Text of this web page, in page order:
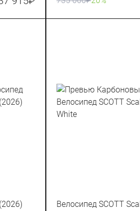
Велосипед SCOTT